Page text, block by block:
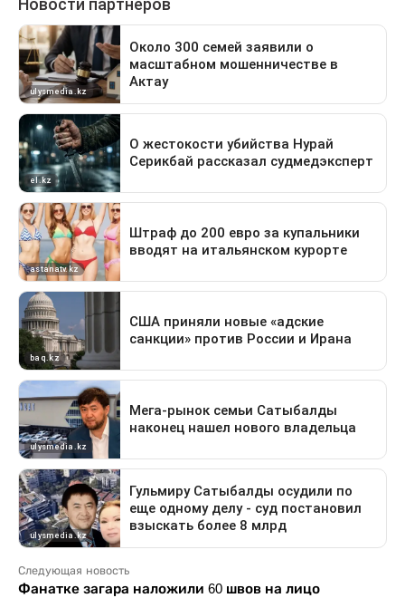
Следующая новость
Фанатке загара наложили 60 швов на лицо